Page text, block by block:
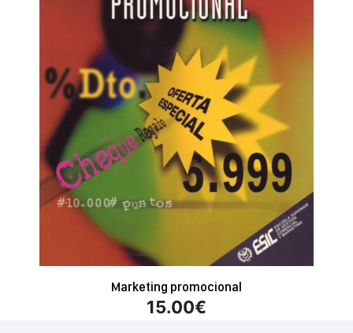
Marketing promocional
15.00€